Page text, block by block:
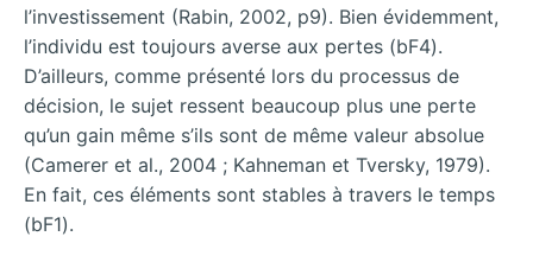
l’investissement (Rabin, 2002, p9). Bien évidemment,
l’individu est toujours averse aux pertes (bF4).
D’ailleurs, comme présenté lors du processus de
décision, le sujet ressent beaucoup plus une perte
qu’un gain même s’ils sont de même valeur absolue
(Camerer et al., 2004 ; Kahneman et Tversky, 1979).
En fait, ces éléments sont stables à travers le temps
(bF1).